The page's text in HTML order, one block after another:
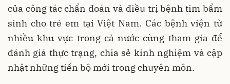
của công tác chẩn đoán và điều trị bệnh tim bẩm
sinh cho trẻ em tại Việt Nam. Các bệnh viện từ
nhiều khu vực trong cả nước cùng tham gia để
đánh giá thực trạng, chia sẻ kinh nghiệm và cập
nhật những tiến bộ mới trong chuyên môn.